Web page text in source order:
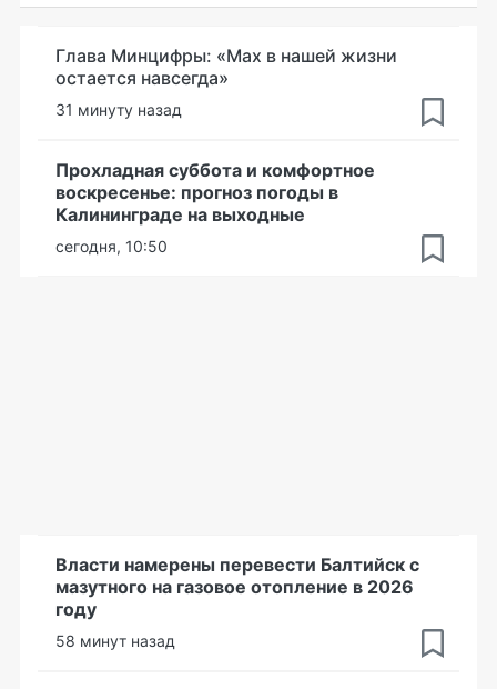
Глава Минцифры: «Мах в нашей жизни
остается навсегда»
31 минуту назад
Прохладная суббота и комфортное
воскресенье: прогноз погоды в
Калининграде на выходные
сегодня, 10:50
Власти намерены перевести Балтийск с
мазутного на газовое отопление в 2026
году
58 минут назад